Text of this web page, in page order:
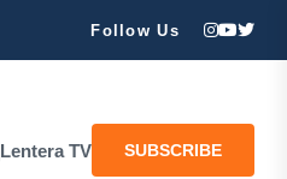
Follow Us
Lentera TV SUBSCRIBE